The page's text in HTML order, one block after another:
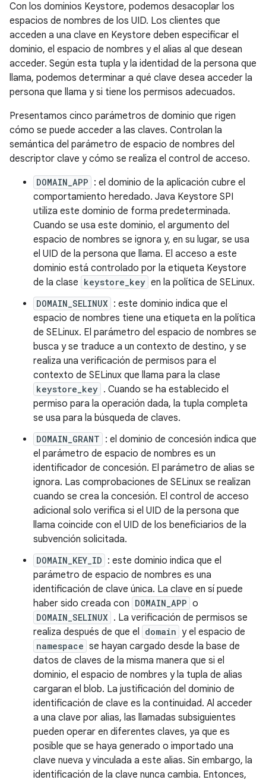
Con los dominios Keystore, podemos desacoplar los
espacios de nombres de los UID. Los clientes que
acceden a una clave en Keystore deben especificar el
dominio, el espacio de nombres y el alias al que desean
acceder. Según esta tupla y la identidad de la persona que
llama, podemos determinar a qué clave desea acceder la
persona que llama y si tiene los permisos adecuados.
Presentamos cinco parámetros de dominio que rigen
cómo se puede acceder a las claves. Controlan la
semántica del parámetro de espacio de nombres del
descriptor clave y cómo se realiza el control de acceso.
DOMAIN_APP : el dominio de la aplicación cubre el
comportamiento heredado. Java Keystore SPI
utiliza este dominio de forma predeterminada.
Cuando se usa este dominio, el argumento del
espacio de nombres se ignora y, en su lugar, se usa
el UID de la persona que llama. El acceso a este
dominio está controlado por la etiqueta Keystore
de la clase keystore_key en la política de SELinux.
DOMAIN_SELINUX : este dominio indica que el
espacio de nombres tiene una etiqueta en la política
de SELinux. El parámetro del espacio de nombres se
busca y se traduce a un contexto de destino, y se
realiza una verificación de permisos para el
contexto de SELinux que llama para la clase
keystore_key . Cuando se ha establecido el
permiso para la operación dada, la tupla completa
se usa para la búsqueda de claves.
DOMAIN_GRANT : el dominio de concesión indica que
el parámetro de espacio de nombres es un
identificador de concesión. El parámetro de alias se
ignora. Las comprobaciones de SELinux se realizan
cuando se crea la concesión. El control de acceso
adicional solo verifica si el UID de la persona que
llama coincide con el UID de los beneficiarios de la
subvención solicitada.
DOMAIN_KEY_ID : este dominio indica que el
parámetro de espacio de nombres es una
identificación de clave única. La clave en sí puede
haber sido creada con DOMAIN_APP o
DOMAIN_SELINUX . La verificación de permisos se
realiza después de que el domain y el espacio de
namespace se hayan cargado desde la base de
datos de claves de la misma manera que si el
dominio, el espacio de nombres y la tupla de alias
cargaran el blob. La justificación del dominio de
identificación de clave es la continuidad. Al acceder
a una clave por alias, las llamadas subsiguientes
pueden operar en diferentes claves, ya que es
posible que se haya generado o importado una
clave nueva y vinculada a este alias. Sin embargo, la
identificación de la clave nunca cambia. Entonces,